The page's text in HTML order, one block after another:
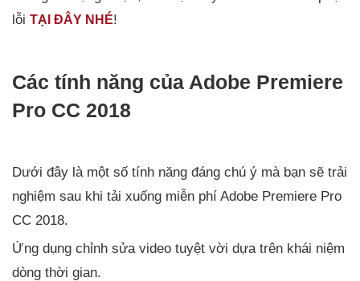
lỗi TẠI ĐÂY NHÉ!
Các tính năng của Adobe Premiere
Pro CC 2018
Dưới đây là một số tính năng đáng chú ý mà bạn sẽ trải
nghiệm sau khi tải xuống miễn phí Adobe Premiere Pro
CC 2018.
Ứng dụng chỉnh sửa video tuyệt vời dựa trên khái niệm
dòng thời gian.